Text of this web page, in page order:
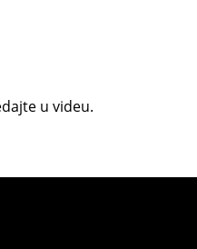
u videu.